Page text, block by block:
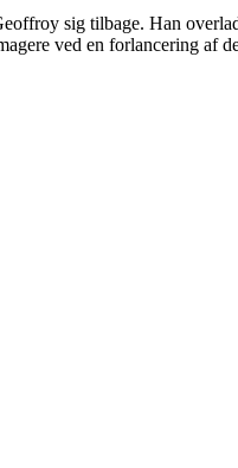
sig tilbage. Han
ved en forlancering af